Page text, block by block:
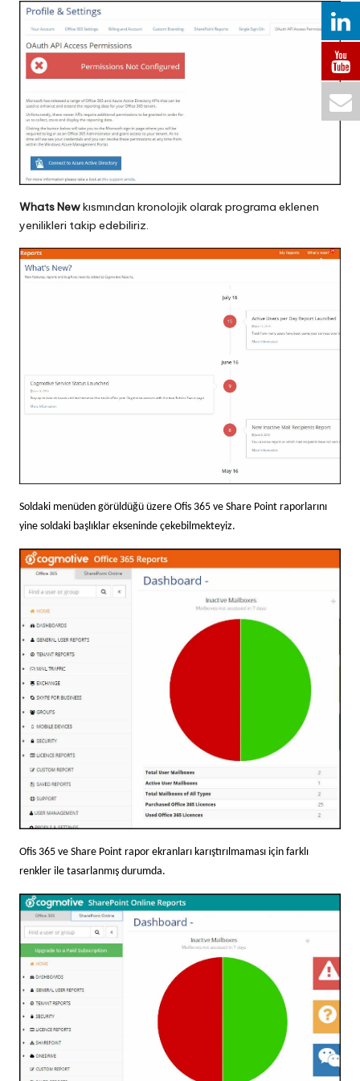
Whats Newkısmından kronolojik olarak programa eklenen
yenilikleri takip edebiliriz.
Soldaki menüden görüldüğü üzere Ofis 365 ve Share Point raporlarını
yine soldaki başlıklar ekseninde çekebilmekteyiz.
Ofis 365 ve Share Point rapor ekranları karıştırılmaması için farklı
renkler ile tasarlanmış durumda.